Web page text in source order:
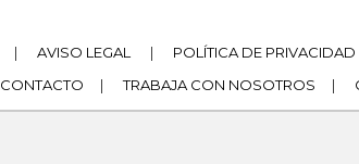
| AVISO LEGAL | POLÍTICA DE PRIVACIDAD
CONTACTO | TRABAJA CON NOSOTROS |